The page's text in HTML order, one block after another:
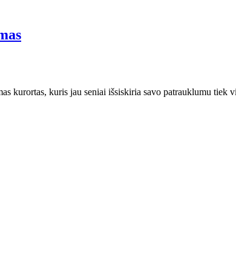
kurortas, kuris jau seniai išsiskiria savo patrauklumu tiek